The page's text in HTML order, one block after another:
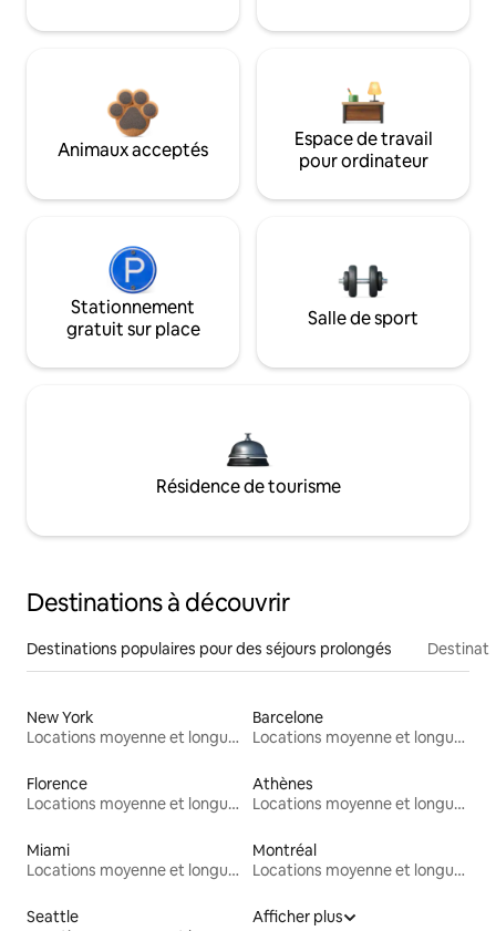
Animaux acceptés
Espace de travail
pour ordinateur
Stationnement
gratuit sur place
Salle de sport
Résidence de tourisme
Destinations à découvrir
Destinations populaires pour des séjours prolongés
New York
Locations moyenne et longue durée
Barcelone
Locations moyenne et longue durée
Florence
Locations moyenne et longue durée
Athènes
Locations moyenne et longue durée
Miami
Locations moyenne et longue durée
Montréal
Locations moyenne et longue durée
Seattle
Afficher plus